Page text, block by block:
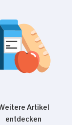
Artikel
entdecken